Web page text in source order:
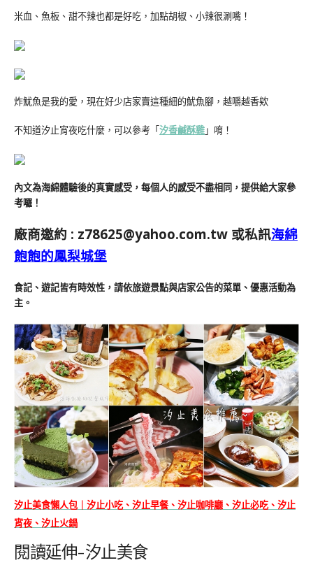
米血、魚板、甜不辣也都是好吃，加點胡椒、小辣很涮嘴！
炸魷魚是我的愛，現在好少店家賣這種細的魷魚腳，越嚼越香欸
不知道汐止宵夜吃什麼，可以參考「汐香鹹酥雞」唷！
內文為海綿體驗後的真實感受，每個人的感受不盡相同，提供給大家參
考囉！
廠商邀約 : z78625@yahoo.com.tw 或私訊海綿
飽飽的鳳梨城堡
食記、遊記皆有時效性，請依旅遊景點與店家公告的菜單、優惠活動為
主。
汐止美食懶人包｜汐止小吃、汐止早餐、汐止咖啡廳、汐止必吃、汐止
宵夜、汐止火鍋
閱讀延伸-汐止美食